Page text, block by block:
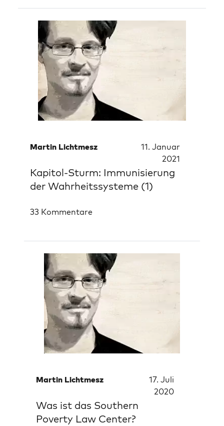
Martin Lichtmesz
11. Januar
2021
Kapitol-Sturm: Immunisierung
der Wahrheitssysteme (1)
33 Kommentare
Martin Lichtmesz
17. Juli
2020
Was ist das Southern
Poverty Law Center?